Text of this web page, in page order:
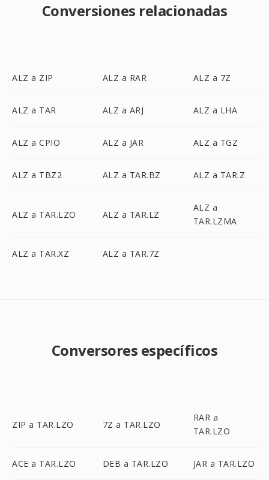
Conversiones relacionadas
ALZ a ZIP ALZ a RAR ALZ a 7Z
ALZ a TAR ALZ a ARJ ALZ a LHA
ALZ a CPIO ALZ a JAR ALZ a TGZ
ALZ a TBZ2 ALZ a TAR.BZ ALZ a TAR.Z
ALZ a TAR.LZO ALZ a TAR.LZ
ALZ a
TAR.LZMA
ALZ a TAR.XZ ALZ a TAR.7Z
Conversores específicos
ZIP a TAR.LZO 7Z a TAR.LZO
RAR a
TAR.LZO
ACE a TAR.LZO DEB a TAR.LZO JAR a TAR.LZO